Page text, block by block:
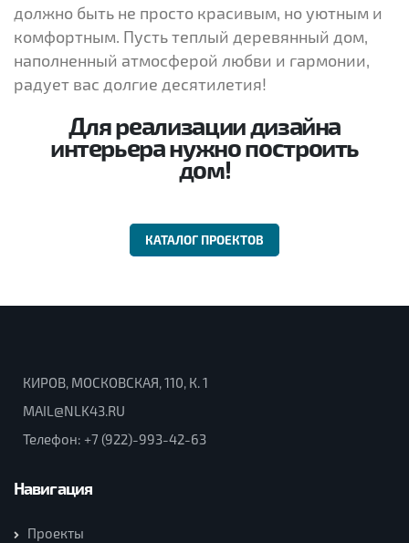
должно быть не просто красивым, но уютным и
комфортным. Пусть теплый деревянный дом,
наполненный атмосферой любви и гармонии,
радует вас долгие десятилетия!
Для реализации дизайна
интерьера нужно построить
дом!
КАТАЛОГ ПРОЕКТОВ
КИРОВ, МОСКОВСКАЯ, 110, К. 1
MAIL@NLK43.RU
Телефон: +7 (922)-993-42-63
Навигация
Проекты